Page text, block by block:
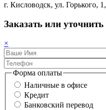
г. Кисловодск, ул. Горького, 1,
Заказать или уточнить
×
Форма оплаты
Наличные в офисе
Кредит
Банковский перевод